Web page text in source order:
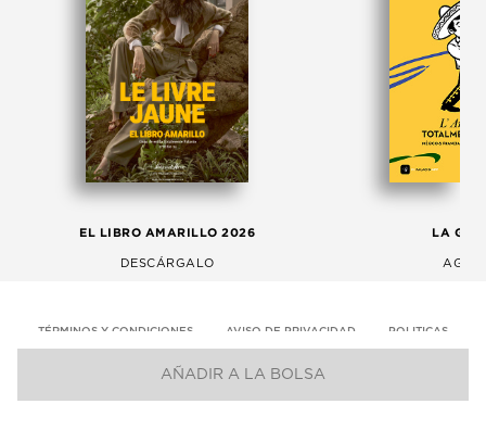
AÑADIR A LA BOLSA
EL LIBRO AMARILLO 2026
DESCÁRGALO
LA
TÉRMINOS Y CONDICIONES AVISO DE PRIVACIDAD POLITICAS